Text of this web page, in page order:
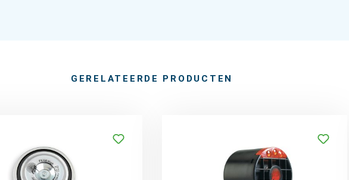
GERELATEERDE PRODUCTEN